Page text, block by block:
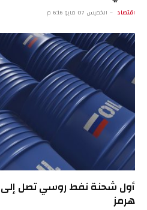
اقتصاد الخميس 07 مايو 6:16 م
أول شحنة نفط روسي تصل إلى
هرمز